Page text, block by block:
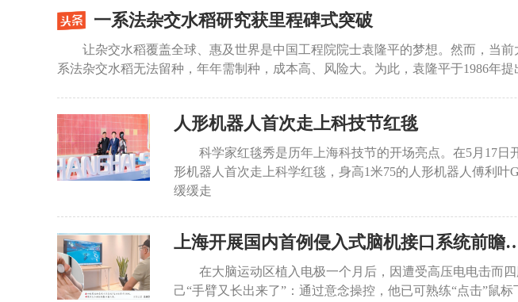
一系法杂交水稻研究获里程碑式突破
让杂交水稻覆盖全球、惠及世界是中国工程院院士袁隆平的梦想。然而，当
系法杂交水稻无法留种，年年需制种，成本高、风险大。为此，袁隆平于1986年提
人形机器人首次走上科技节红毯
科学家红毯秀是历年上海科技节的开场亮点。在5月17日
形机器人首次走上科学红毯，身高1米75的人形机器人傅利叶
缓缓走
上海开展国内首例侵入式脑机
在大脑运动区植入电极一个月后，因遭受高压电电击而
己“手臂又长出来了”：通过意念操控，他已可熟练“点击”鼠标